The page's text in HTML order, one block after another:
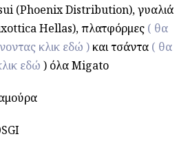
(Phoenix Distribution), γυαλιά
Hellas), πλατφόρμες ( θα
κλικ εδώ ) και τσάντα ( θα
εδώ ) όλα Migato